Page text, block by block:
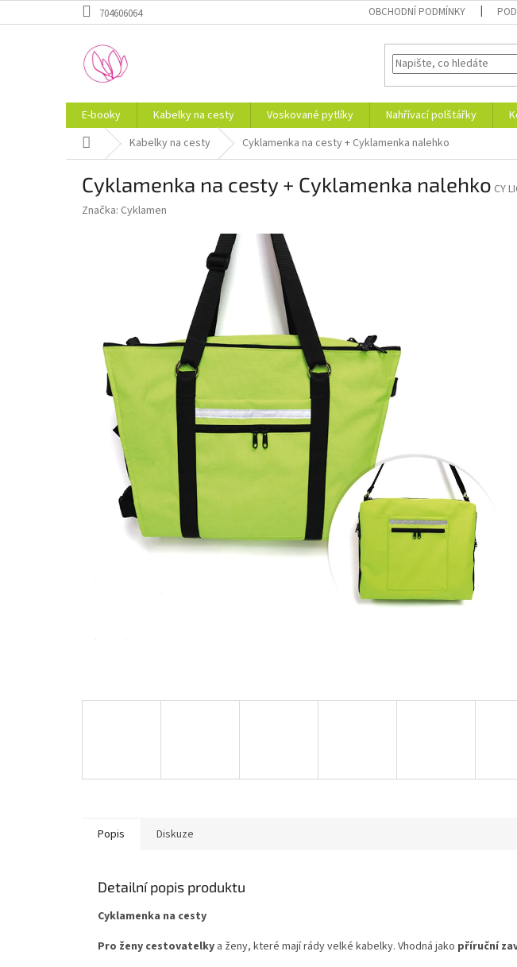
na
704606064 OBCHODNÍ PODMÍNKY
E-booky Kabelky na cesty Voskované pytlíky Nahřívací polštářky
Domů Kabelky na cesty Cyklamenka na cesty + Cyklamenka nalehko
Cyklamenka na cesty + Cyklamenka nalehko CY
Značka: Cyklamen
Popis Diskuze
Detailní popis produktu
Cyklamenka na cesty
Pro ženy cestovatelky a ženy, které mají rády velké kabelky. Vhodná jako příruční